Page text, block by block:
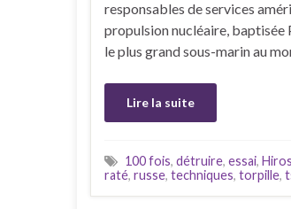
responsables de services
propulsion nucléaire, baptisée
le plus grand sous-marin au
Lire la suite
100 fois, détruire, essai,
raté, russe, techniques, torpille,